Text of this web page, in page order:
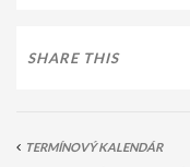
SHARE THIS
TERMÍNOVÝ KALENDÁR